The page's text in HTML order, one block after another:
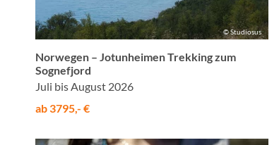
© Studiosus
Norwegen – Jotunheimen Trekking zum
Sognefjord
Juli bis August 2026
ab 3795,- €